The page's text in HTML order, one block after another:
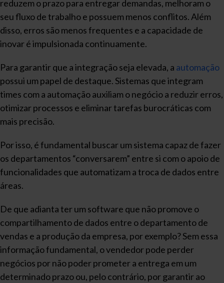
reduzem o prazo para entregar demandas, melhoram o
seu fluxo de trabalho e possuem menos conflitos. Além
disso, erros são menos frequentes e a capacidade de
inovar é impulsionada continuamente.
Para garantir que a integração seja elevada, a automação
possui um papel de destaque. Sistemas que integram
times com a automação auxiliam o negócio a reduzir erros,
otimizar processos e eliminar tarefas burocráticas com
mais precisão.
Por isso, é fundamental buscar um sistema capaz de fazer
os departamentos “conversarem” entre si com o apoio de
funcionalidades que automatizam a troca de dados entre
áreas.
De que adianta ter um software que não promove o
compartilhamento de dados entre o departamento de
vendas e a produção da empresa, por exemplo? Sem essa
informação fundamental, o vendedor pode perder
negócios por não poder prometer a entrega em um
determinado prazo ou, pelo contrário, por garantir ao